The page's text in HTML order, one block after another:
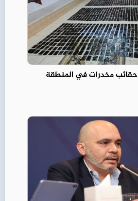
الجيش يضبط 4 حقائب مخدرات في المنطقة